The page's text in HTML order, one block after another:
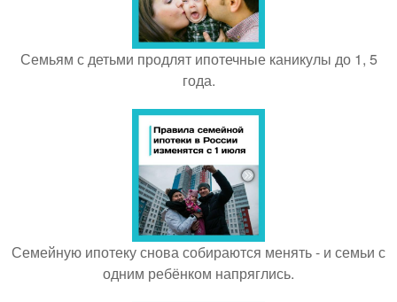
Семьям с детьми продлят ипотечные каникулы до 1, 5
года.
Семейную ипотеку снова собираются менять - и семьи с
одним ребёнком напряглись.